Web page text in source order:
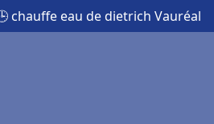
chauffe eau de dietrich Vauréal